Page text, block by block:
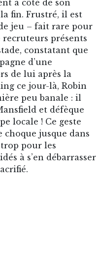
et défèque
locale ! Ce geste
choque jusque dans
trop pour les
à s’en débarrasser